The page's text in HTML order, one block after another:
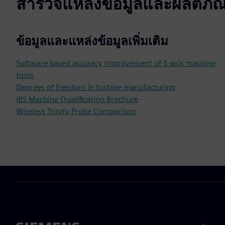
สำรวจแหล่งข้อมูลและผลิตภั
ข้อมูลและแหล่งข้อมูลเพิ่มเติม
Software based accuracy improvement of 5-axis machine
tools
Degrees of freedom in turbine manufacturing
IBS Machine Qualification Brochure
Wireless Trinity Probe Comparison